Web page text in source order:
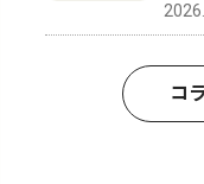
コ